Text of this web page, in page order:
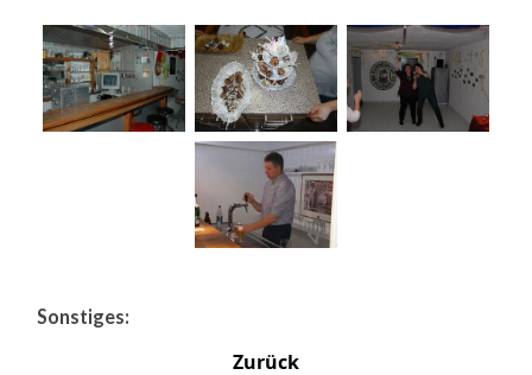
Sonstiges:
Zurück